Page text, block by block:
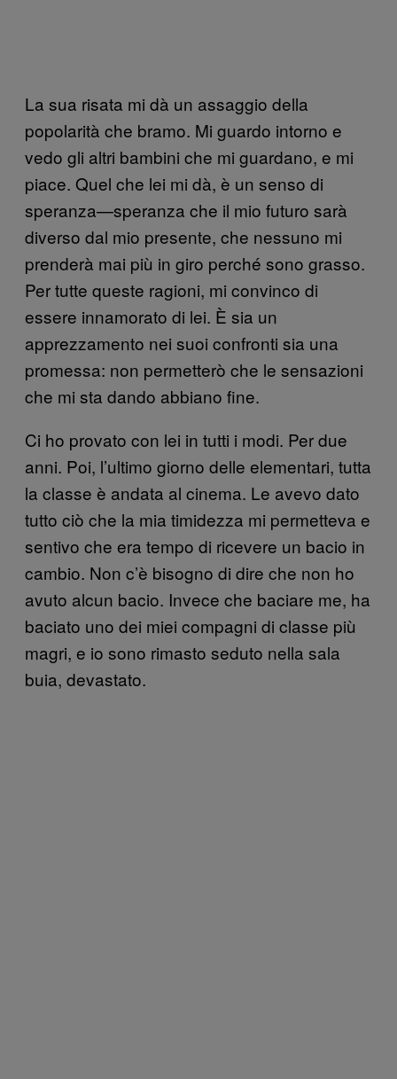
La sua risata mi dà un assaggio della
popolarità che bramo. Mi guardo intorno e
vedo gli altri bambini che mi guardano, e mi
piace. Quel che lei mi dà, è un senso di
speranza—speranza che il mio futuro sarà
diverso dal mio presente, che nessuno mi
prenderà mai più in giro perché sono grasso.
Per tutte queste ragioni, mi convinco di
essere innamorato di lei. È sia un
apprezzamento nei suoi confronti sia una
promessa: non permetterò che le sensazioni
che mi sta dando abbiano fine.
Ci ho provato con lei in tutti i modi. Per due
anni. Poi, l’ultimo giorno delle elementari, tutta
la classe è andata al cinema. Le avevo dato
tutto ciò che la mia timidezza mi permetteva e
sentivo che era tempo di ricevere un bacio in
cambio. Non c’è bisogno di dire che non ho
avuto alcun bacio. Invece che baciare me, ha
baciato uno dei miei compagni di classe più
magri, e io sono rimasto seduto nella sala
buia, devastato.